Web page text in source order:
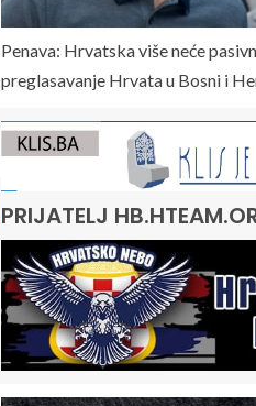
Penava: Hrvatska više neće
preglasavanje Hrvata u Bosni i
PRIJATELJ